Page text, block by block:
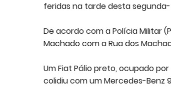
feridas na tarde desta segunda-
De acordo com a Polícia Militar
Machado com a Rua dos
Um Fiat Pálio preto, ocupado
colidiu com um Mercedes-Benz